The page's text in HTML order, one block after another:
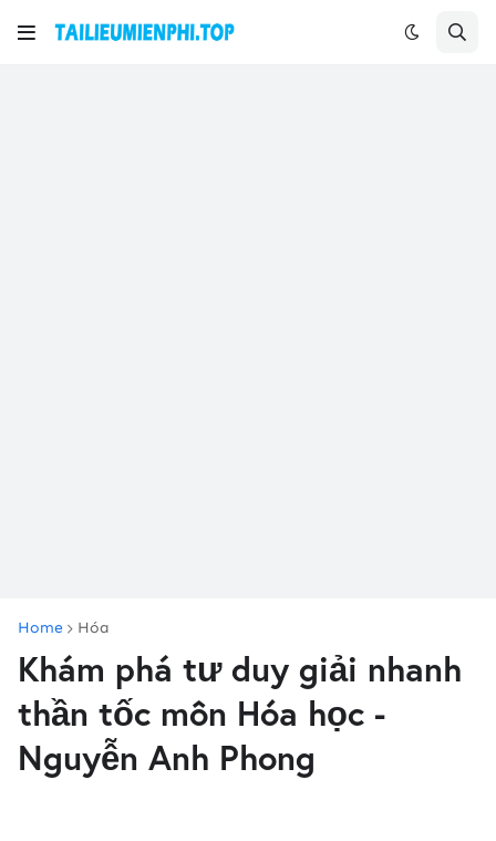
Home Hóa
Khám phá tư duy giải nhanh
thần tốc môn Hóa học -
Nguyễn Anh Phong